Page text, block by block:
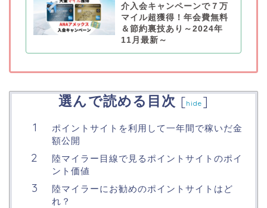
介入会キャンペーンで７万
マイル超獲得！年会費無料
＆節約裏技あり～2024年
11月最新～
選んで読める目次 [hide ]
ポイントサイトを利用して一年間で稼いだ金
額公開
陸マイラー目線で見るポイントサイトのポイ
ント価値
陸マイラーにお勧めのポイントサイトはど
れ？